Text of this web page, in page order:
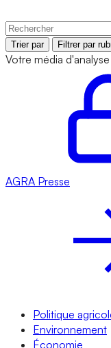
Trier par Filtrer par
Votre média
AGRA Presse
Politique
Environnement
Économie